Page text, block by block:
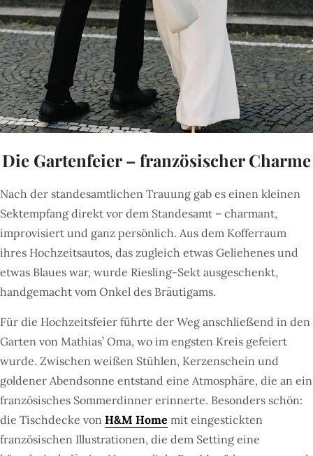
Die Gartenfeier – französischer Charme
Nach der standesamtlichen Trauung gab es einen kleinen
Sektempfang direkt vor dem Standesamt – charmant,
improvisiert und ganz persönlich. Aus dem Kofferraum
ihres Hochzeitsautos, das zugleich etwas Geliehenes und
etwas Blaues war, wurde Riesling-Sekt ausgeschenkt,
handgemacht vom Onkel des Bräutigams.
Für die Hochzeitsfeier führte der Weg anschließend in den
Garten von Mathias’ Oma, wo im engsten Kreis gefeiert
wurde. Zwischen weißen Stühlen, Kerzenschein und
goldener Abendsonne entstand eine Atmosphäre, die an ein
französisches Sommerdinner erinnerte. Besonders schön:
die Tischdecke von H&M Home mit eingestickten
französischen Illustrationen, die dem Setting eine